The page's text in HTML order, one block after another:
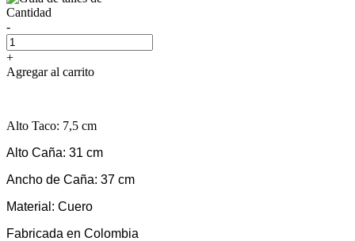
Cantidad
-
+
Agregar al carrito
Alto Taco: 7,5 cm
Alto Caña: 31 cm
Ancho de Caña: 37 cm
Material: Cuero
Fabricada en Colombia